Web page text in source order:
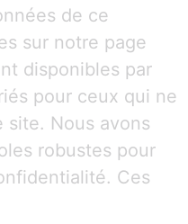
de ce
sur notre page
disponibles par
pour ceux qui ne
site. Nous avons
robustes pour
Ces